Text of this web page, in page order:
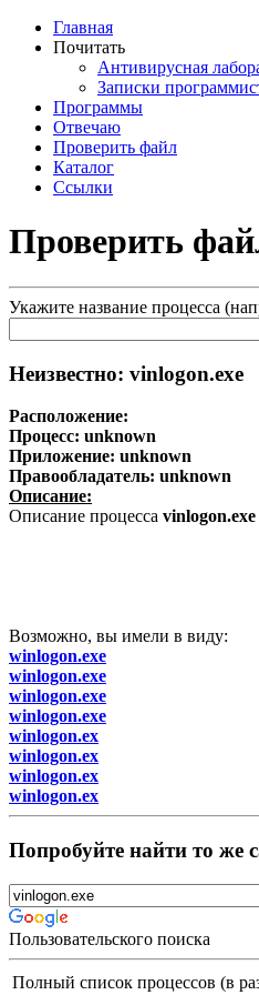
Главная
Почитать
Антивирусная
Записки
Программы
Отвечаю
Проверить файл
Каталог
Ссылки
Проверить
Укажите название процесса
Неизвестно: vinlogon.exe
Расположение:
Процесс: unknown
Приложение: unknown
Правообладатель: unknown
Описание:
Описание процесса vinlogon.exe
Возможно, вы имели в виду:
winlogon.exe
winlogon.exe
winlogon.exe
winlogon.exe
winlogon.ex
winlogon.ex
winlogon.ex
winlogon.ex
Попробуйте найти то же
Пользовательского поиска
Полный список процессов (в